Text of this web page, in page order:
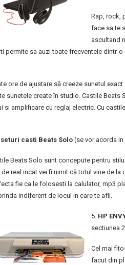
Rap, rock,
face sa te
ascultand
permite sa auzi toate frecventele dintr-
ore de ajustare să creeze sunetul
sunetele create în studio. Castile Beats
amplificare cu reglaj electric. Cu
seturi casti Beats Solo (se vor acorda
Beats Solo sunt concepute pentru
de real incat vei fi uimit că totul vine de
fie ca le folosesti la calulator, mp3
indiferent de locul in care te afli.
5. HP
sectiunea
Cel mai
facut din